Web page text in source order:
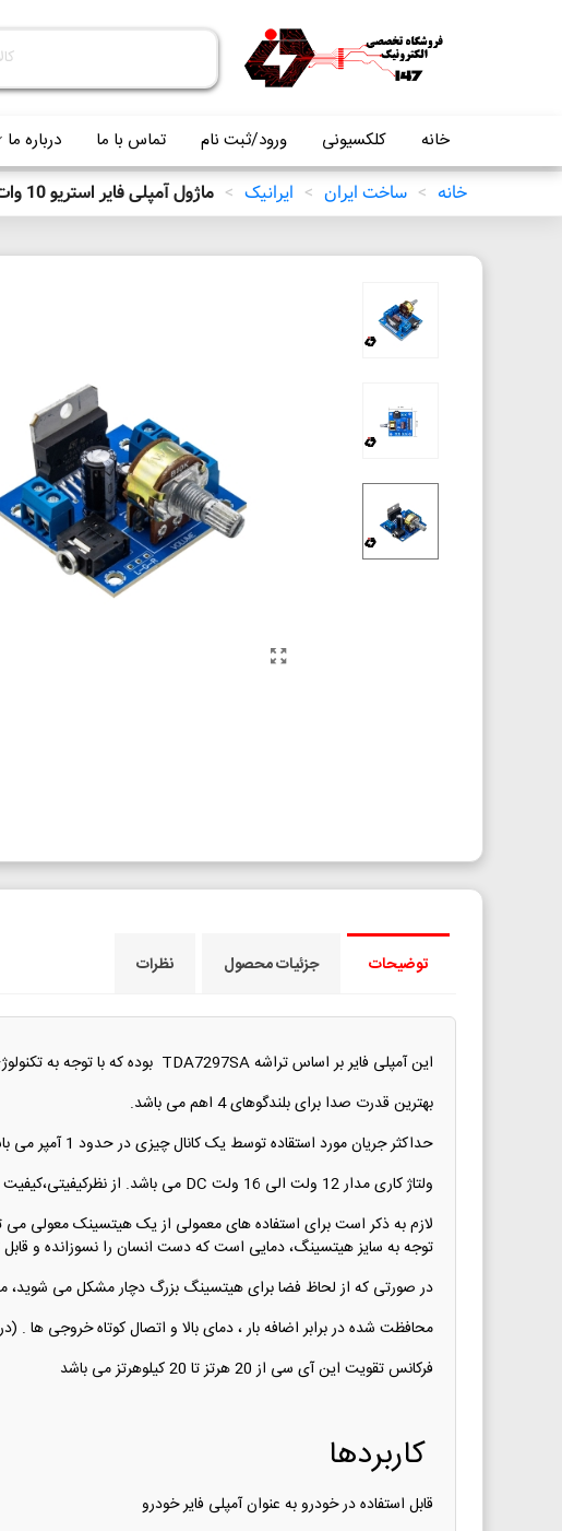
خانه کلکسیونی ورود/ثبت نام تماس با ما درباره ما
خانه > ساخت ایران > ایرانیک > ماژول آمپلی فایر استریو 10 وات TDA7297SA ایرانیک
توضیحات جزئیات محصول نظرات
این آمپلی فایر بر اساس تراشه TDA7297SA بوده که با توجه به تکنولوژی نسل جدید خود دارای صدایی شفاف و با کیفیت می باشد.
بهترین قدرت صدا برای بلندگوهای 4 اهم می باشد.
حداکثر جریان مورد استقاده توسط یک کانال چیزی در حدود 1 آمپر می باشد. جریان مصرفی در حالت No Signal بین 150 تا 250 میلی آمپر است.
ولتاژ کاری مدار 12 ولت الی 16 ولت DC می باشد. از نظرکیفیتی،کیفیت صدای خروجی فوق العاده مطلوبی دارد.
لازم به ذکر است برای استفاده های معمولی از یک هیتسینک معولی
توجه به سایز هیتسینگ، دمایی است که دست انسان را نسوزانده و قابل
در صورتی که از لحاظ فضا برای هیتسینگ بزرگ دچار مشکل می شوید،
محافظت شده در برابر اضافه بار ، دمای بالا و اتصال کوتاه خروجی ها
فرکانس تقویت این آی سی از 20 هرتز تا 20 کیلوهرتز می باشد
کاربردها
قابل استفاده در خودرو به عنوان آمپلی فایر خودرو